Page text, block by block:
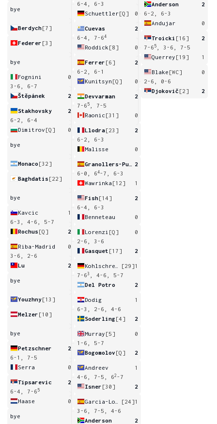
bye
Berdych[7]
Federer [3]
bye
Fognini
0
3-6, 6-7
Štěpánek
2
Stakhovsky
2
6-2, 6-4
Dimitrov [Q] 0
bye
Monaco [32]
Baghdatis [22]
bye
Kavcic
1
6-3, 4-6, 5-7
Rochus [Q] 2
Riba-Madrid
0
3-6, 2-6
Lu
2
bye
Youzhny[13]
Melzer [10]
bye
Petzschner
2
6-1, 7-5
Serra
0
Tipsarevic
2
6-4, 7-6 5
Haase 0
bye
6-4, 6-3
Schuettler[Q] 0
Cuevas
2
6-4, 7-64
Roddick [8] 0
Ferrer [6]
2
6-2, 6-1
Kunitsyn [Q] 0
Devvarman
2
7-6 5
, 7-5
Raonic [31] 0
Llodra[23]
2
6-2, 6-3
Malisse
0
2
6-0, 64-7, 6-3
Wawrinka [12] 1
Fish[14]
2
6-4, 6-3
Benneteau
0
Lorenzi [Q]
0
2-6, 3-6
Gasquet [17] 2
[29]1
7-63
, 4-6, 5-7
Del Potro
2
Dodig
1
6-3, 2-6, 4-6
Soderling [4] 2
Murray [5]
0
1-6, 5-7
Bogomolov [Q] 2
Andreev
1
4-6, 7-5, 62 -7
Isner [30] 2
[24]1
3-6, 7-5, 4-6
Anderson
2
Anderson
2
6-2, 6-3
Andujar
0
Troicki [16]
2
7-6 5
, 3-6, 7-5
Querrey [19] 1
Blake [WC]
0
2-6, 0-6
Djokovič [2] 2